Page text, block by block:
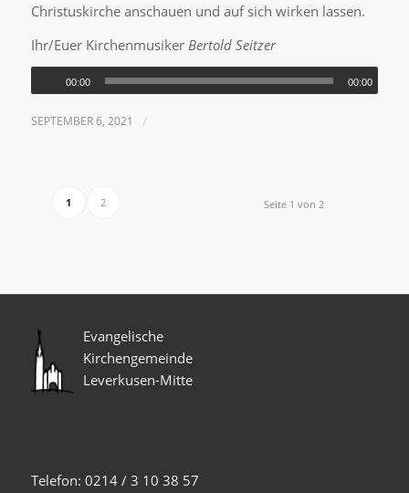
Christuskirche anschauen und auf sich wirken lassen.
Ihr/Euer Kirchenmusiker Bertold Seitzer
00:00 00:00
SEPTEMBER 6, 2021 /
Seite 1 von 2
1 2
Evangelische
Kirchengemeinde
Leverkusen-Mitte
Telefon: 0214 / 3 10 38 57